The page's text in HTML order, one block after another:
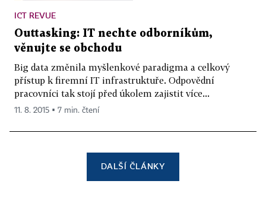
ICT REVUE
Outtasking: IT nechte odborníkům,
věnujte se obchodu
Big data změnila myšlenkové paradigma a celkový
přístup k firemní IT infrastruktuře. Odpovědní
pracovníci tak stojí před úkolem zajistit více...
11. 8. 2015 ▪ 7 min. čtení
DALŠÍ ČLÁNKY